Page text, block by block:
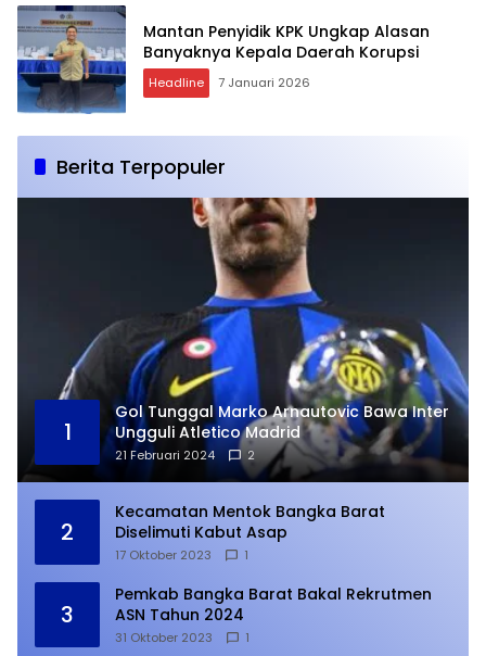
Mantan Penyidik KPK Ungkap Alasan
Banyaknya Kepala Daerah Korupsi
Headline 7 Januari 2026
Berita Terpopuler
1
Gol Tunggal Marko Arnautovic Bawa Inter
Ungguli Atletico Madrid
21 Februari 2024 2
2
Kecamatan Mentok Bangka Barat
Diselimuti Kabut Asap
17 Oktober 2023 1
3
Pemkab Bangka Barat Bakal Rekrutmen
ASN Tahun 2024
31 Oktober 2023 1